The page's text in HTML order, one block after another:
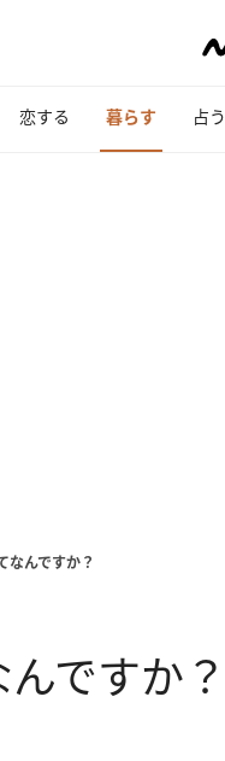
恋する 暮らす 占う
なんですか？
ですか？